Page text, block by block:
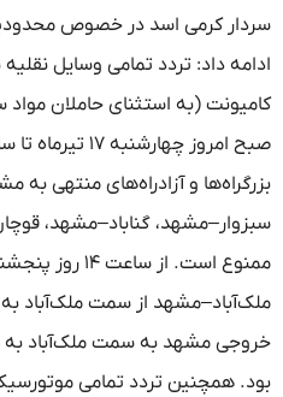
سردار کرمی اسد در خصوص
ادامه داد: تردد تمامی وسایل
بزرگراه‌ها و آزادراه‌های منتهی
سبزوار–مشهد، گناباد–مشهد،
ملک‌آباد–مشهد از سمت ملک‌آباد
خروجی مشهد به سمت ملک‌آباد به
بود. همچنین تردد تمامی